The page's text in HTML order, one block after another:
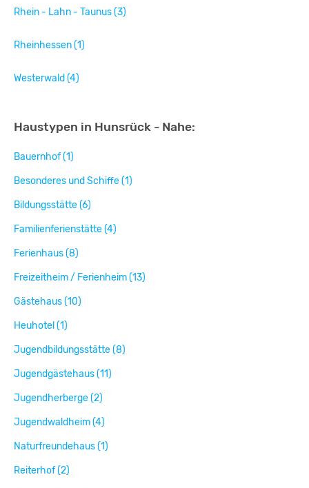
Rhein - Lahn - Taunus (3)
Rheinhessen (1)
Westerwald (4)
Haustypen in Hunsrück - Nahe:
Bauernhof (1)
Besonderes und Schiffe (1)
Bildungsstätte (6)
Familienferienstätte (4)
Ferienhaus (8)
Freizeitheim / Ferienheim (13)
Gästehaus (10)
Heuhotel (1)
Jugendbildungsstätte (8)
Jugendgästehaus (11)
Jugendherberge (2)
Jugendwaldheim (4)
Naturfreundehaus (1)
Reiterhof (2)